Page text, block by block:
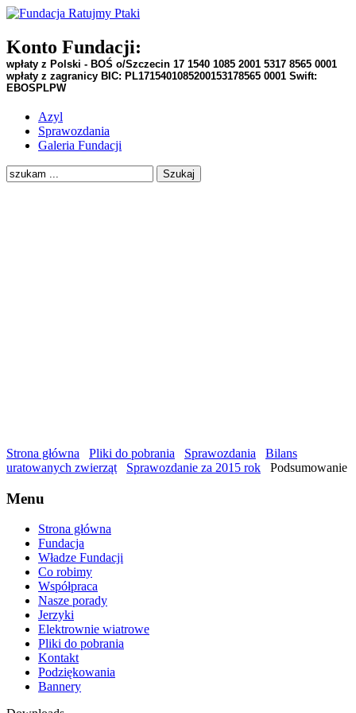
Konto Fundacji:
wpłaty z Polski - BOŚ o/Szczecin 17 1540 1085 2001 5317 8565 0001
wpłaty z zagranicy BIC: PL1715401085200153178565 0001 Swift:
EBOSPLPW
Azyl
Sprawozdania
Galeria Fundacji
Szukaj
Strona główna Pliki do pobrania Sprawozdania
Bilans
uratowanych zwierząt
Sprawozdanie za 2015 rok Podsumowanie
Menu
Strona główna
Fundacja
Władze Fundacji
Co robimy
Współpraca
Nasze porady
Jerzyki
Elektrownie wiatrowe
Pliki do pobrania
Kontakt
Podziękowania
Bannery